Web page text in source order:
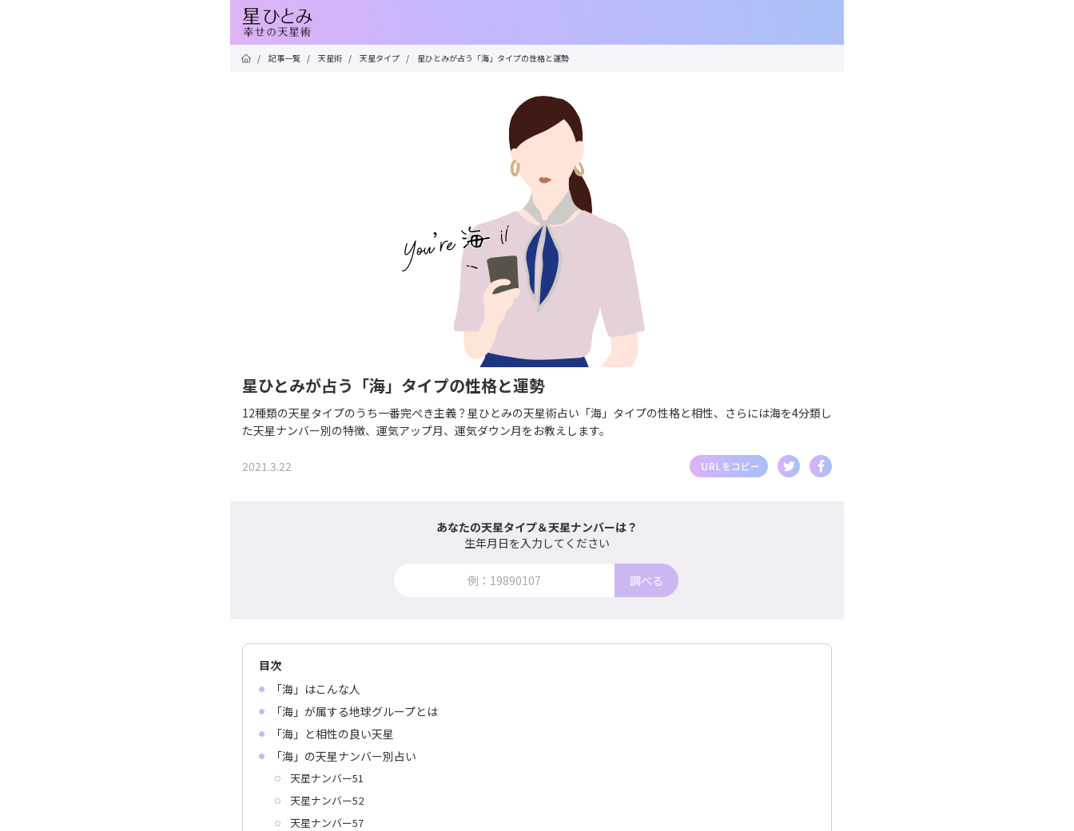
/ 記事一覧 / 天星術 / 天星タイプ / 星ひとみが占う「海」タイプの性格と運勢
星ひとみが占う「海」タイプの性格と運勢
12種類の天星タイプのうち一番完ぺき主義？星ひとみの天星術占い「海」タイプの性格と相性、さらには海を4分類し
た天星ナンバー別の特徴、運気アップ月、運気ダウン月をお教えします。
2021.3.22
あなたの天星タイプ＆天星ナンバーは？
生年月日を入力してください
調べる
目次
「海」はこんな人
「海」が属する地球グループとは
「海」と相性の良い天星
「海」の天星ナンバー別占い
天星ナンバー51
天星ナンバー52
天星ナンバー57